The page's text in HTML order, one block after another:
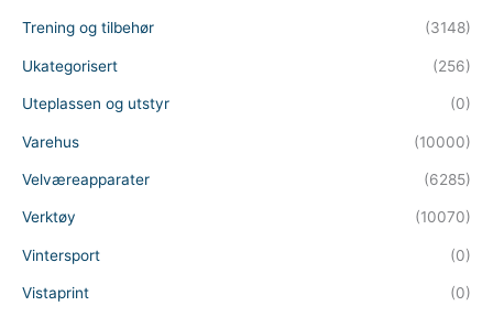
Trening og tilbehør (3148)
Ukategorisert (256)
Uteplassen og utstyr (0)
Varehus (10000)
Velværeapparater (6285)
Verktøy (10070)
Vintersport (0)
Vistaprint (0)